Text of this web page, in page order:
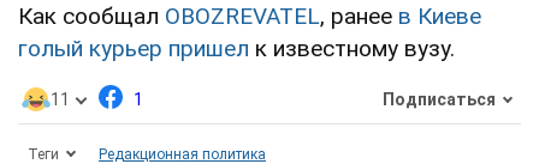
Как сообщал OBOZREVATEL, ранее в Киеве
голый курьер пришел к известному вузу.
11 1 Подписаться
Теги Редакционная политика